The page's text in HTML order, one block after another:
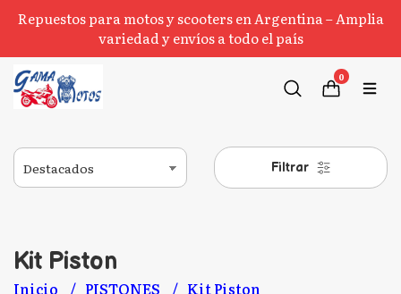
Repuestos para motos y scooters en Argentina – Amplia
variedad y envíos a todo el país
0
Filtrar
Kit Piston
Inicio PISTONES Kit Piston